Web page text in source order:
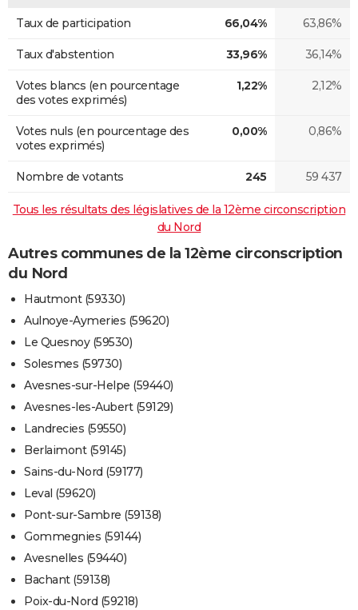
Taux de participation 66,04% 63,86%
Taux d'abstention 33,96% 36,14%
Votes blancs (en pourcentage
des votes exprimés)
1,22% 2,12%
Votes nuls (en pourcentage des
votes exprimés)
0,00% 0,86%
Nombre de votants 245 59 437
Tous les résultats des législatives de la 12ème circonscription
du Nord
Autres communes de la 12ème circonscription
du Nord
Hautmont (59330)
Aulnoye-Aymeries (59620)
Le Quesnoy (59530)
Solesmes (59730)
Avesnes-sur-Helpe (59440)
Avesnes-les-Aubert (59129)
Landrecies (59550)
Berlaimont (59145)
Sains-du-Nord (59177)
Leval (59620)
Pont-sur-Sambre (59138)
Gommegnies (59144)
Avesnelles (59440)
Bachant (59138)
Poix-du-Nord (59218)